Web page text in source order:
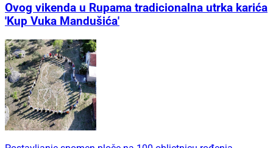
Ovog vikenda u Rupama tradicionalna utrka karića
'Kup Vuka Mandušića'